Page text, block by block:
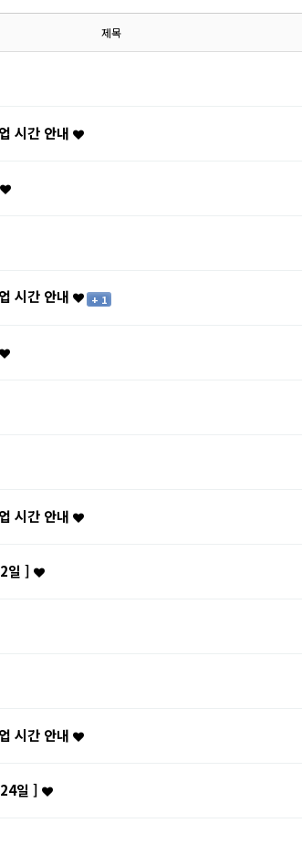
제목
시간 안내
시간 안내 + 1
시간 안내
일 ]
시간 안내
일 ]